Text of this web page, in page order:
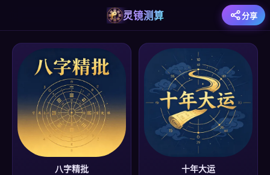
灵镜测算 分享
八字精批 十年大运